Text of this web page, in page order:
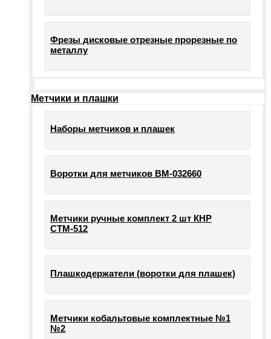
Фрезы дисковые отрезные прорезные по
металлу
Метчики и плашки
Наборы метчиков и плашек
Воротки для метчиков ВМ-032660
Метчики ручные комплект 2 шт КНР
СТМ-512
Плашкодержатели (воротки для плашек)
Метчики кобальтовые комплектные №1
№2